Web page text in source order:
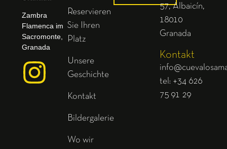
Zambra
Flamenca im
Sacromonte,
Granada
Reservieren
Sie Ihren
Platz
Unsere
Geschichte
Kontakt
Bildergalerie
Wo wir
57, Albaicín,
18010
Granada
Kontakt
tel: +34 626
75 91 29